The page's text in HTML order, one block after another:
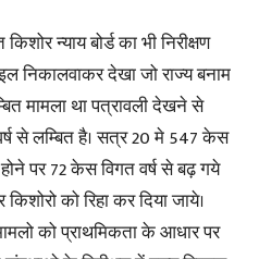
न्याय बोर्ड का भी निरीक्षण
निकालवाकर देखा जो राज्य बनाम
मामला था पत्रावली देखने से
से लम्बित है। सत्र 20 मे 547 केस
पर 72 केस विगत वर्ष से बढ़ गये
को रिहा कर दिया जाये।
को प्राथमिकता के आधार पर